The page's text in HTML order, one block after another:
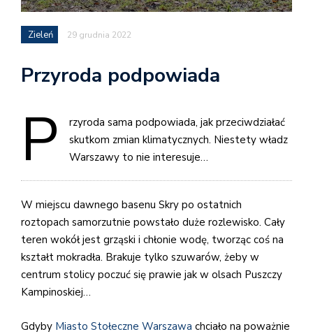
Zieleń 29 grudnia 2022
Przyroda podpowiada
P
rzyroda sama podpowiada, jak przeciwdziałać
skutkom zmian klimatycznych. Niestety władz
Warszawy to nie interesuje…
W miejscu dawnego basenu Skry po ostatnich
roztopach samorzutnie powstało duże rozlewisko. Cały
teren wokół jest grząski i chłonie wodę, tworząc coś na
kształt mokradła. Brakuje tylko szuwarów, żeby w
centrum stolicy poczuć się prawie jak w olsach Puszczy
Kampinoskiej…
Gdyby Miasto Stołeczne Warszawa chciało na poważnie